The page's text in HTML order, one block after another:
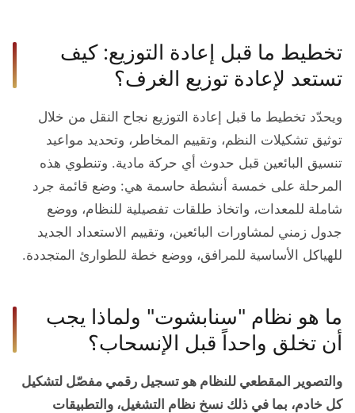
تخطيط ما قبل إعادة التوزيع: كيف
تستعد لإعادة توزيع الغرف؟
ويحدّد تخطيط ما قبل إعادة التوزيع نجاح النقل من خلال
توثيق تشكيلات النظم، وتقييم المخاطر، وتحديد مواعيد
تنسيق البائعين قبل حدوث أي حركة مادية. وتنطوي هذه
المرحلة على خمسة أنشطة حاسمة هي: وضع قائمة جرد
شاملة للمعدات، واتخاذ طلقات تفصيلية للنظام، ووضع
جدول زمني لمشاورات البائعين، وتقييم الاستعداد الجديد
للهياكل الأساسية للمرافق، ووضع خطة للطوارئ المتجددة.
ما هو نظام "سنابشوت" ولماذا يجب
أن تخلق واحداً قبل الإنسحاب؟
والتصوير المقطعي للنظام هو تسجيل رقمي مفصّل لتشكيل
كل خادم، بما في ذلك نسخ نظام التشغيل، والتطبيقات